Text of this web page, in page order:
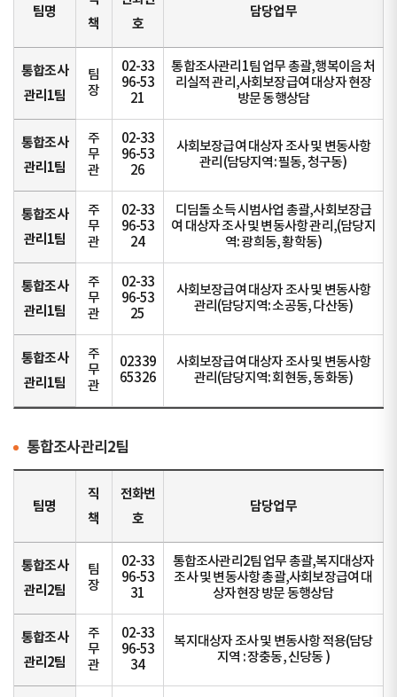
팀명
책
호
담당업무
통합조사
관리1팀
팀
장
02-33
96-53
21
통합조사관리1팀 업무 총괄,행복이음 처
리실적 관리,사회보장급여 대상자 현장
방문 동행상담
통합조사
관리1팀
주
무
관
02-33
96-53
26
사회보장급여 대상자 조사 및 변동사항
관리(담당지역: 필동, 청구동)
통합조사
관리1팀
주
무
관
02-33
96-53
24
디딤돌 소득 시범사업 총괄,사회보장급
여 대상자 조사 및 변동사항 관리,(담당지
역: 광희동, 황학동)
통합조사
관리1팀
주
무
관
02-33
96-53
25
사회보장급여 대상자 조사 및 변동사항
관리(담당지역: 소공동, 다산동)
통합조사
관리1팀
주
무
관
02339
65326
사회보장급여 대상자 조사 및 변동사항
관리(담당지역: 회현동, 동화동)
통합조사관리2팀
팀명
직
책
전화번
호
담당업무
통합조사
관리2팀
팀
장
02-33
96-53
31
통합조사관리2팀 업무 총괄,복지대상자
조사 및 변동사항 총괄,사회보장급여 대
상자현장 방문 동행상담
통합조사
관리2팀
주
무
관
02-33
96-53
34
복지대상자 조사 및 변동사항 적용(담당
지역 : 장충동, 신당동 )